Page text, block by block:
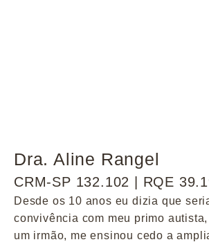
Dra. Aline Rangel
CRM-SP 132.102 | RQE
Desde os 10 anos eu dizia que
convivência com meu primo
um irmão, me ensinou cedo a